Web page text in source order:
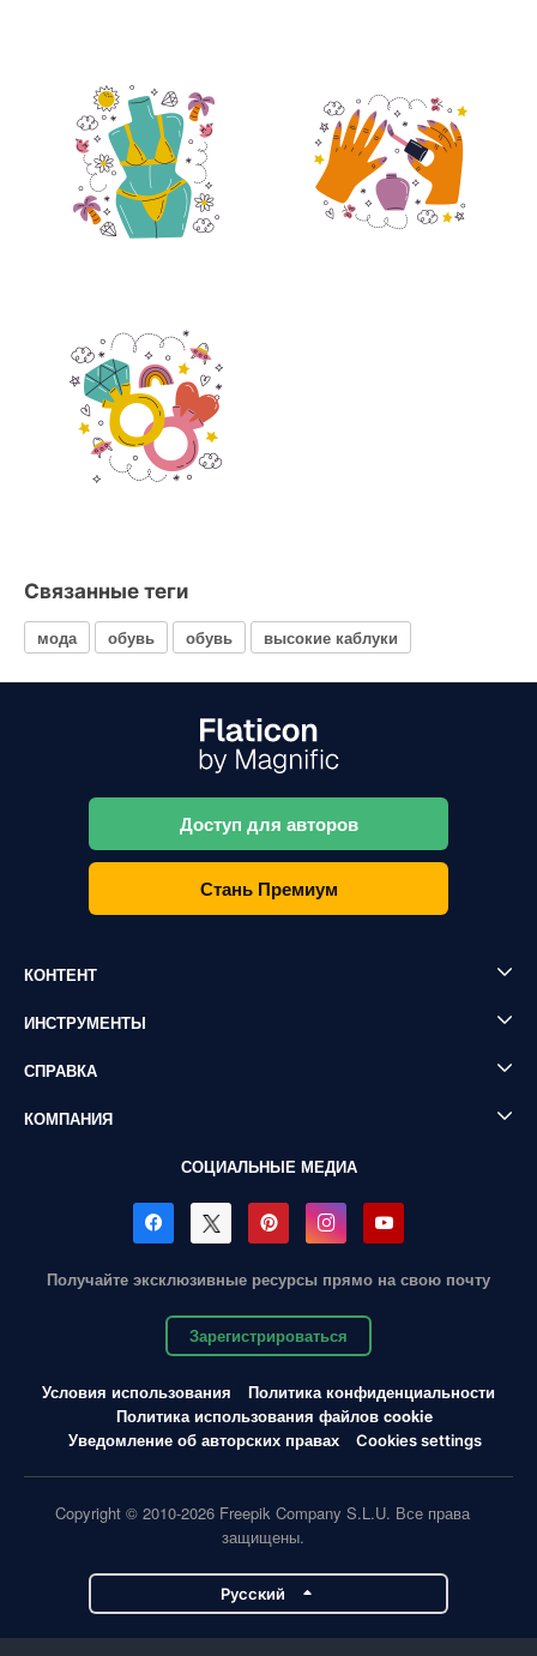
Связанные теги
мода обувь обувь высокие каблуки
Доступ для авторов
Стань Премиум
КОНТЕНТ
ИНСТРУМЕНТЫ
СПРАВКА
КОМПАНИЯ
СОЦИАЛЬНЫЕ МЕДИА
Получайте эксклюзивные ресурсы прямо на свою почту
Зарегистрироваться
Условия использования
Политика конфиденциальности
Политика использования файлов cookie
Уведомление об авторских правах
Cookies settings
Copyright © 2010-2026 Freepik Company S.L.U. Все права
защищены.
Pусский